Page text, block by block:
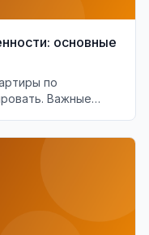
основные
по
Важные